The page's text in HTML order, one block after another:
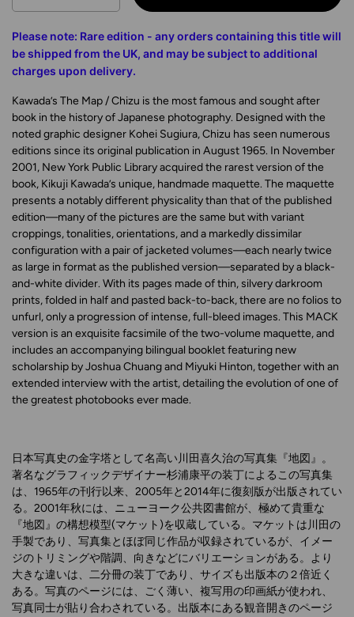
Please note: Rare edition - any orders containing this title will
be shipped from the UK, and may be subject to additional
charges upon delivery.
Kawada’s The Map / Chizu is the most famous and sought after
book in the history of Japanese photography. Designedwith the
noted graphic designer Kohei Sugiura,Chizu has seen numerous
editions since its original publication in August 1965. In November
2001, New York Public Library acquired the rarestversion of the
book, Kikuji Kawada’s unique, handmade maquette. The maquette
presents a notably different physicality than that of the published
edition—many of the pictures are the same but with variant
croppings, tonalities, orientations, and a markedly dissimilar
configuration with a pair of jacketed volumes—each nearly twice
as large in format as the published version—separated by a black-
and-white divider. With its pages made of thin, silvery darkroom
prints, folded in half and pasted back-to-back, there are no folios to
unfurl, only a progression of intense, full-bleed images. This MACK
version is an exquisite facsimile of the two-volume maquette, and
includes an accompanying bilingual booklet featuring new
scholarship by Joshua Chuang and Miyuki Hinton, together with an
extended interview with the artist, detailing the evolution of one of
the greatest photobooks ever made.
日本写真史の金字塔として名高い川田喜久治の写真集『地図』。
著名なグラフィックデザイナー杉浦康平の装丁によるこの写真集
は、1965年の刊行以来、2005年と2014年に復刻版が出版されてい
る。2001年秋には、ニューヨーク公共図書館が、極めて貴重な
『地図』の構想模型(マケット)を収蔵している。マケットは川田の
手製であり、写真集とほぼ同じ作品が収録されているが、イメー
ジのトリミングや階調、向きなどにバリエーションがある。より
大きな違いは、二分冊の装丁であり、サイズも出版本の２倍近く
ある。写真のページには、ごく薄い、複写用の印画紙が使われ、
写真同士が貼り合わされている。出版本にある観音開きのページ